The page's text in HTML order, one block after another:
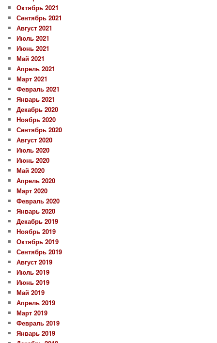
Октябрь 2021
Сентябрь 2021
Август 2021
Июль 2021
Июнь 2021
Май 2021
Апрель 2021
Март 2021
Февраль 2021
Январь 2021
Декабрь 2020
Ноябрь 2020
Сентябрь 2020
Август 2020
Июль 2020
Июнь 2020
Май 2020
Апрель 2020
Март 2020
Февраль 2020
Январь 2020
Декабрь 2019
Ноябрь 2019
Октябрь 2019
Сентябрь 2019
Август 2019
Июль 2019
Июнь 2019
Май 2019
Апрель 2019
Март 2019
Февраль 2019
Январь 2019